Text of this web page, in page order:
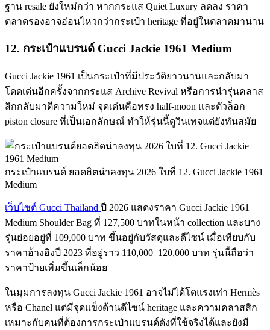
ฐาน resale ยังใหม่กว่า หากกระแส Quiet Luxury ลดลง ราคา
ตลาดรองอาจอ่อนไหวกว่ากระเป๋า heritage ที่อยู่ในตลาดมานาน
12. กระเป๋าแบรนด์ Gucci Jackie 1961 Medium
Gucci Jackie 1961 เป็นกระเป๋าที่มีประวัติยาวนานและกลับมา
โดดเด่นอีกครั้งจากกระแส Archive Revival หรือการนำรุ่นคลาส
สิกกลับมาตีความใหม่ จุดเด่นคือทรง half-moon และตัวล็อก
piston closure ที่เป็นเอกลักษณ์ ทำให้รุ่นนี้ดูวินเทจแต่ยังทันสมัย
กระเป๋าแบรนด์ ยอดฮิตน่าลงทุน 2026 ใบที่ 12. Gucci Jackie 1961
Medium
เว็บไซต์ Gucci Thailand ปี 2026 แสดงราคา Gucci Jackie 1961
Medium Shoulder Bag ที่ 127,500 บาทในหน้า collection และบาง
รุ่นย่อยอยู่ที่ 109,000 บาท ขึ้นอยู่กับวัสดุและดีไซน์ เมื่อเทียบกับ
ราคาอ้างอิงปี 2023 ที่อยู่ราว 110,000–120,000 บาท รุ่นนี้ถือว่า
ราคาป้ายเพิ่มขึ้นเล็กน้อย
ในมุมการลงทุน Gucci Jackie 1961 อาจไม่ได้โตแรงเท่า Hermès
หรือ Chanel แต่มีจุดแข็งด้านดีไซน์ heritage และความคลาสสิก
เหมาะกับคนที่ต้องการกระเป๋าแบรนด์ดังที่ใช้จริงได้และยังมี